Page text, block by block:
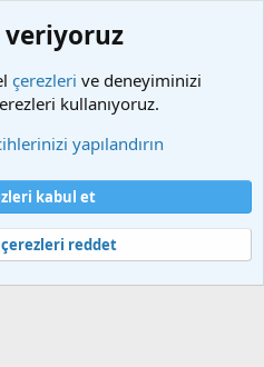
Gizlilik politikası
2025 XenForo Ltd.
çerezleri ve deneyiminizi
kullanıyoruz.
yapılandırın
kabul et
çerezleri reddet